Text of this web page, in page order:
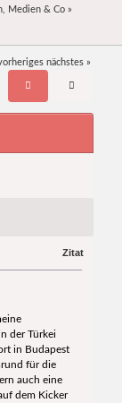
Medien & Co »
nächstes »
8837 mal)
Zitat
der Türkei
in Budapest
für die
auch eine
dem Kicker